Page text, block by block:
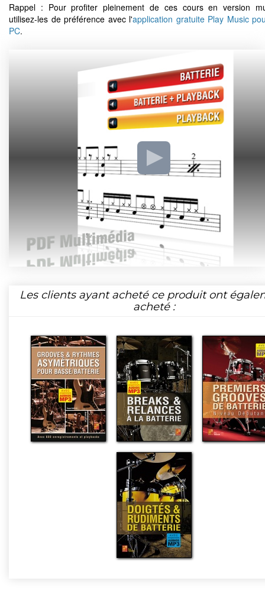
Rappel : Pour profiter pleinement de ces cours en version
utilisez-les de préférence avec l'application gratuite Play Music
PC.
Les clients ayant acheté ce produit ont
acheté :